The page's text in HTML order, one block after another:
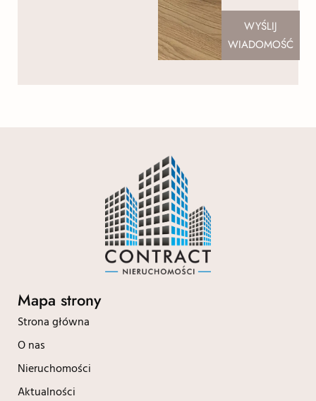
WYŚLIJ
WIADOMOŚĆ
Mapa strony
Strona główna
O nas
Nieruchomości
Aktualności